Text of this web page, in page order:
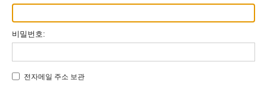
비밀번호:
전자메일 주소 보관